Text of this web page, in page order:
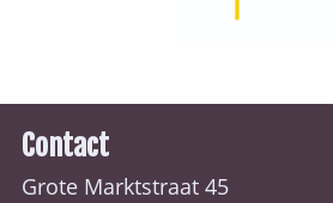
Contact
Grote Marktstraat 45